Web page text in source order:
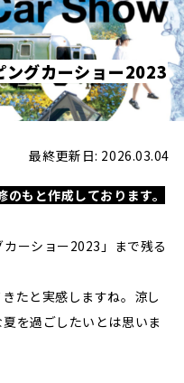
ングカーショー2023
最終更新日: 2026.03.04
もと作成しております。
ーショー2023」まで残る
たと実感しますね。涼し
を過ごしたいとは思いま